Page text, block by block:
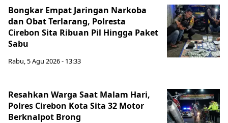
Bongkar Empat Jaringan Narkoba
dan Obat Terlarang, Polresta
Cirebon Sita Ribuan Pil Hingga Paket
Sabu
Rabu, 5 Agu 2026 - 13:33
Resahkan Warga Saat Malam Hari,
Polres Cirebon Kota Sita 32 Motor
Berknalpot Brong